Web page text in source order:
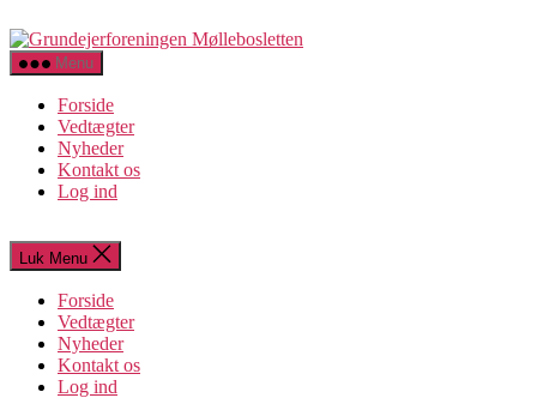
til
indholdet
Menu
Forside
Vedtægter
Nyheder
Kontakt os
Log ind
Luk Menu
Forside
Vedtægter
Nyheder
Kontakt os
Log ind